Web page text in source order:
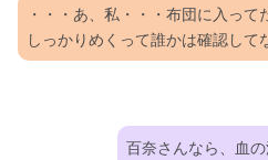
・・・あ、私・・・布団に入って
しっかりめくって誰かは確認して
百奈さんなら、血